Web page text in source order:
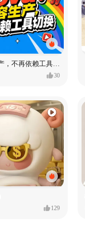
Flova：内容生产，不再依赖工具切换
30
129